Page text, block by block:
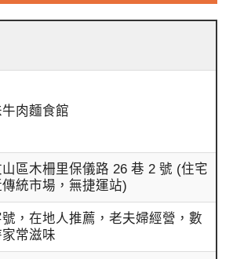
肉麵食館
區木柵里保儀路 26 巷 2 號 (住宅
統市場，無捷運站)
，在地人推薦，老夫婦經營，數
常滋味